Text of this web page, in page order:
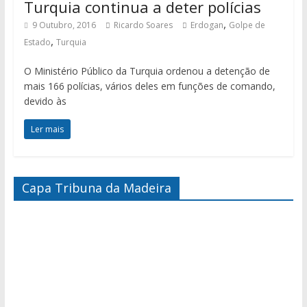
Turquia continua a deter polícias
9 Outubro, 2016 Ricardo Soares Erdogan, Golpe de
Estado, Turquia
O Ministério Público da Turquia ordenou a detenção de
mais 166 polícias, vários deles em funções de comando,
devido às
Ler mais
Capa Tribuna da Madeira